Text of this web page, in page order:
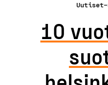
Uutiset–
10